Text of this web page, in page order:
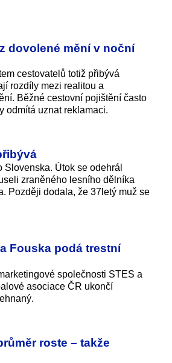
dovolené mění v noční
cestovatelů totiž přibývá
rozdíly mezi realitou a
Běžné cestovní pojištění často
odmítá uznat reklamaci.
Útok se odehrál
zraněného lesního dělníka
Později dodala, že 37letý muž se
Fouska podá trestní
společnosti STES a
asociace ČR ukončí
roste – takže